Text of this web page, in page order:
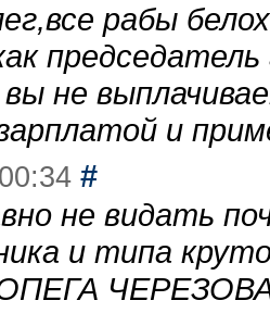
рабы
не
и
#
не видать
и типа